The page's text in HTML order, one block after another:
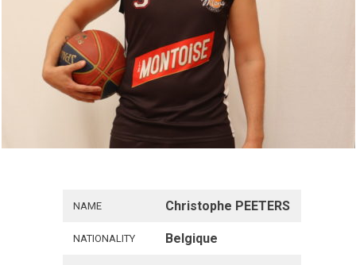
NAME Christophe PEETERS
NATIONALITY Belgique